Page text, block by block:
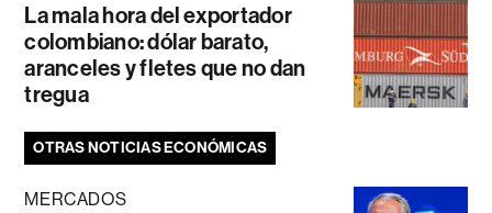
La mala hora del exportador
colombiano: dólar barato,
aranceles y fletes que no dan
tregua
OTRAS NOTICIAS ECONÓMICAS
MERCADOS